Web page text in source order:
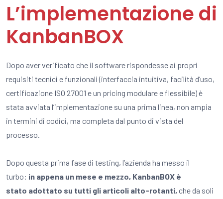
L’implementazione di
KanbanBOX
Dopo aver verificato che il software rispondesse ai propri
requisiti tecnici e funzionali (interfaccia intuitiva, facilità d’uso,
certificazione ISO 27001 e un pricing modulare e flessibile) è
stata avviata l’implementazione su una prima linea, non ampia
in termini di codici, ma completa dal punto di vista del
processo.
Dopo questa prima fase di testing, l’azienda ha messo il
turbo: in appena un mese e mezzo, KanbanBOX è
stato adottato su tutti gli articoli alto-rotanti, che da soli